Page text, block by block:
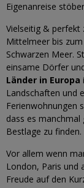
Eigenanreise
Vielseitig & perfekt
Mittelmeer bis
Schwarzen Meer.
einsame Dörfer
Länder in Europa
Landschaften und
Ferienwohnungen
dass es
Bestlage zu finden.
Vor allem wenn
London, Paris und
Freude auf den